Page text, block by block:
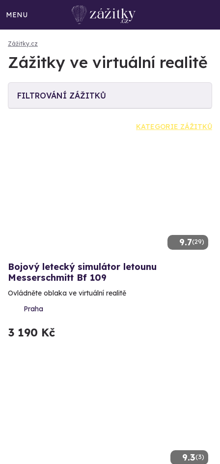
MENU
Zážitky.cz
Zážitky ve virtuální realitě
FILTROVÁNÍ ZÁŽITKŮ
KATEGORIE ZÁŽITKŮ
9.7(29)
Bojový letecký simulátor letounu
Messerschmitt Bf 109
Ovládněte oblaka ve virtuální realitě
Praha
3 190 Kč
9.3(3)